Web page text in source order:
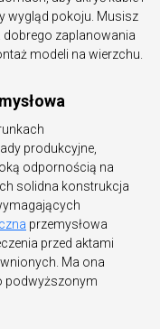
wygląd pokoju. Musisz
dobrego zaplanowania
modeli na wierzchu.
produkcyjne,
odpornością na
solidna konstrukcja
przemysłowa
przed aktami
Ma ona
podwyższonym